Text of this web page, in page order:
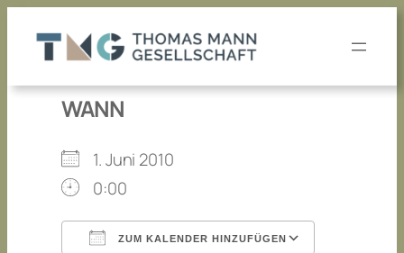
Inhalt
springen
WANN
1. Juni 2010
0:00
ZUM KALENDER HINZUFÜGEN